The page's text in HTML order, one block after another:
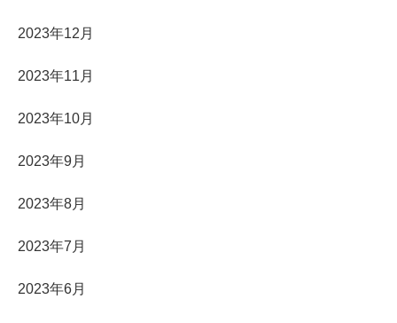
2023年12月
2023年11月
2023年10月
2023年9月
2023年8月
2023年7月
2023年6月